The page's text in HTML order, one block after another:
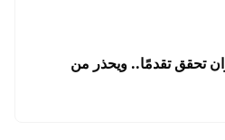
تحقق تقدمًا.. ويحذر من